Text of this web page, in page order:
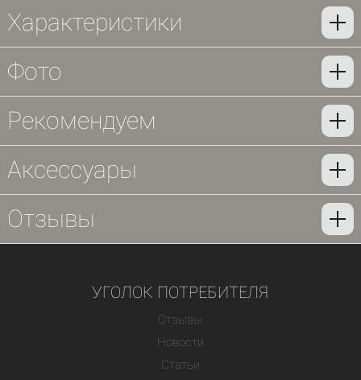
Характеристики
Фото
Рекомендуем
Аксессуары
Отзывы
УГОЛОК ПОТРЕБИТЕЛЯ
Отзывы
Новости
Статьи